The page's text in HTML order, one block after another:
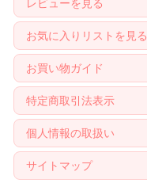
レビューを見る
お気に入りリストを見る
お買い物ガイド
特定商取引法表示
個人情報の取扱い
サイトマップ